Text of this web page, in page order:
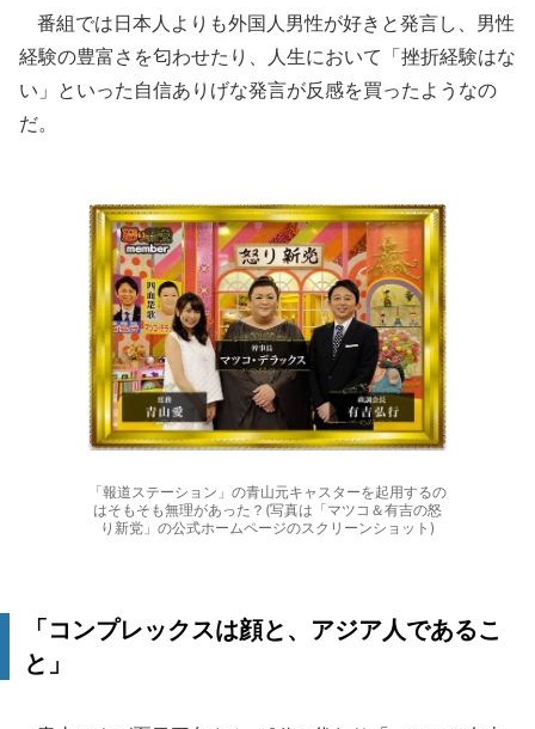
番組では日本人よりも外国人男性が好きと発言し、男性
経験の豊富さを匂わせたり、人生において「挫折経験はな
い」といった自信ありげな発言が反感を買ったようなの
だ。
「報道ステーション」の青山元キャスターを起用するの
はそもそも無理があった？(写真は「マツコ＆有吉の怒
り新党」の公式ホームページのスクリーンショット)
「コンプレックスは顔と、アジア人であるこ
と」